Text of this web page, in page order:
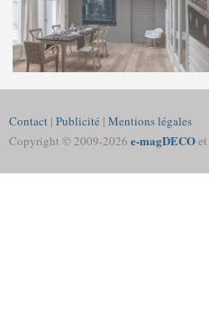
Contact | Publicité | Mentions légales
Copyright © 2009-2026 e-magDECOet